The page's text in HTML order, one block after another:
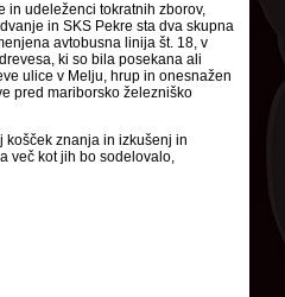
in udeleženci tokratnih zborov,
in SKS Pekre sta dva skupna
avtobusna linija št. 18, v
ki so bila posekana ali
ulice v Melju, hrup in onesnažen
pred mariborsko železniško
košček znanja in izkušenj in
več kot jih bo sodelovalo,